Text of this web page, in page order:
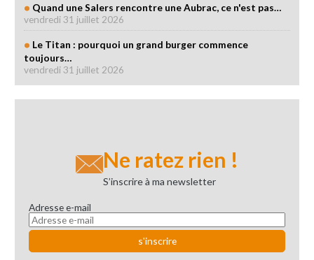
Quand une Salers rencontre une Aubrac, ce n'est pas…
vendredi 31 juillet 2026
Le Titan : pourquoi un grand burger commence
toujours…
vendredi 31 juillet 2026
Ne ratez rien !
S’inscrire à ma newsletter
Adresse e-mail